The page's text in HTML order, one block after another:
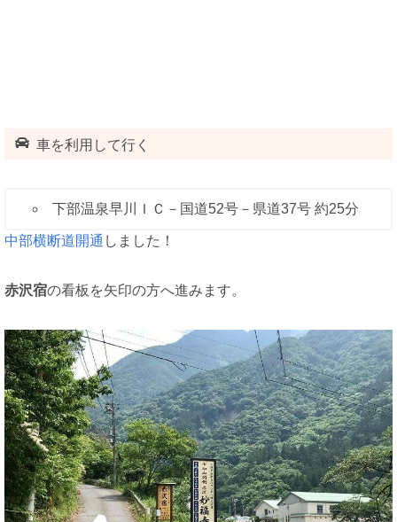
車を利用して行く
下部温泉早川ＩＣ－国道52号－県道37号 約25分
中部横断道開通 しました！
赤沢宿の看板を矢印の方へ進みます。